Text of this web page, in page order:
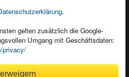
.
gelten zusätzlich die Google-
Umgang mit Geschäftsdaten:
privacy/